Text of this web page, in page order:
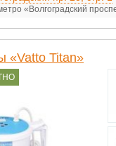
«Волгоградский
«Vatto Titan»